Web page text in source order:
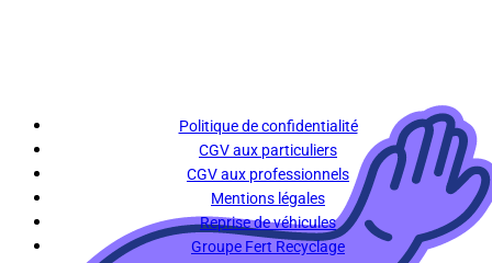
Politique de confidentialité
CGV aux particuliers
CGV aux professionnels
Mentions légales
Reprise de véhicules
Groupe Fert Recyclage